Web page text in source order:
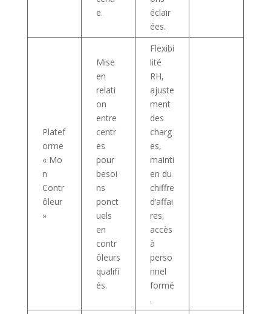
e.
éclair
ées.
Platef
orme
« Mo
n
Contr
ôleur
»
Mise
en
relati
on
entre
centr
es
pour
besoi
ns
ponct
uels
en
contr
ôleurs
qualifi
és.
Flexibi
lité
RH,
ajuste
ment
des
charg
es,
mainti
en du
chiffre
d’affai
res,
accès
à
perso
nnel
formé
.